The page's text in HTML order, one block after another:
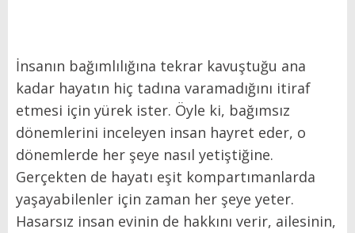
İnsanın bağımlılığına tekrar kavuştuğu ana
kadar hayatın hiç tadına varamadığını itiraf
etmesi için yürek ister. Öyle ki, bağımsız
dönemlerini inceleyen insan hayret eder, o
dönemlerde her şeye nasıl yetiştiğine.
Gerçekten de hayatı eşit kompartımanlarda
yaşayabilenler için zaman her şeye yeter.
Hasarsız insan evinin de hakkını verir, ailesinin,